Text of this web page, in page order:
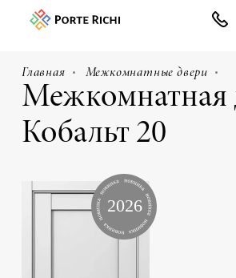
Главная Межкомнатные двери
Межкомнатная
Кобальт 20